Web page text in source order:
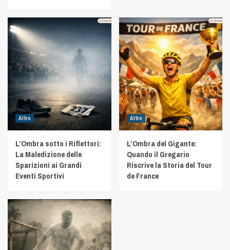
Altro
L’Ombra sotto i Riflettori:
La Maledizione delle
Sparizioni ai Grandi
Eventi Sportivi
Altro
L’Ombra del Gigante:
Quando il Gregario
Riscrive la Storia del Tour
de France